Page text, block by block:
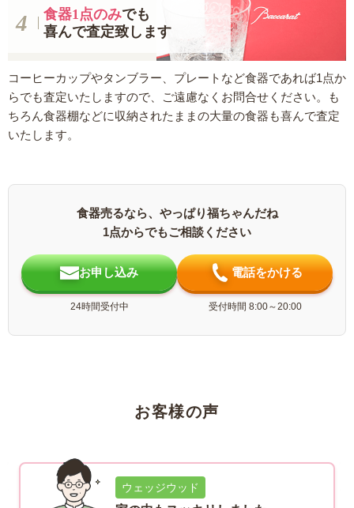
食器1点のみでも
喜んで査定致します
コーヒーカップやタンブラー、プレートなど食器であれば1点か
らでも査定いたしますので、ご遠慮なくお問合せください。も
ちろん食器棚などに収納されたままの大量の食器も喜んで査定
いたします。
食器売るなら、やっぱり福ちゃんだね
1点からでもご相談ください
お申し込み
24時間受付中
電話をかける
受付時間 8:00～20:00
お客様の声
ウェッジウッド